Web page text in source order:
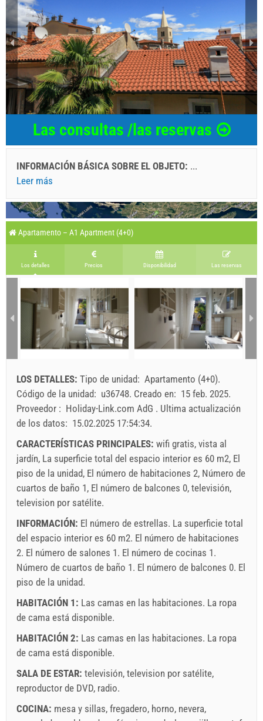
Las consultas /las reservas
INFORMACIÓN BÁSICA SOBRE EL OBJETO: ...
Leer más
Apartamento – A1 Apartment (4+0)
Los detalles Precios Disponibilidad Las reservas
LOS DETALLES: Tipo de unidad: Apartamento (4+0).
Código de la unidad: u36748. Creado en: 15 feb. 2025.
Proveedor : Holiday-Link.com AdG . Ultima actualización
de los datos: 15.02.2025 17:54:34.
CARACTERÍSTICAS PRINCIPALES: wifi gratis, vista al
jardín, La superficie total del espacio interior es 60 m2, El
piso de la unidad, El número de habitaciones 2, Número de
cuartos de baño 1, El número de balcones 0, televisión,
television por satélite.
INFORMACIÓN: El número de estrellas. La superficie total
del espacio interior es 60 m2. El número de habitaciones
2. El número de salones 1. El número de cocinas 1.
Número de cuartos de baño 1. El número de balcones 0. El
piso de la unidad.
HABITACIÓN 1: Las camas en las habitaciones. La ropa
de cama está disponible.
HABITACIÓN 2: Las camas en las habitaciones. La ropa
de cama está disponible.
SALA DE ESTAR: televisión, television por satélite,
reproductor de DVD, radio.
COCINA: mesa y sillas, fregadero, horno, nevera,